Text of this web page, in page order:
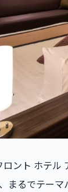
ロント ホテ
まるでテー